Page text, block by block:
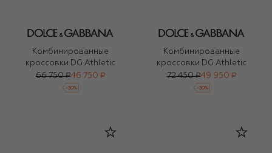
Комбинированные
кроссовки DG Athletic
66 750 ₽46 750 ₽
-30%
Комбинированные
кроссовки DG Athletic
72 450 ₽49 950 ₽
-30%